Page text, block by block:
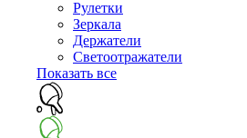
Рулетки
Зеркала
Держатели
Светоотражатели
Показать все